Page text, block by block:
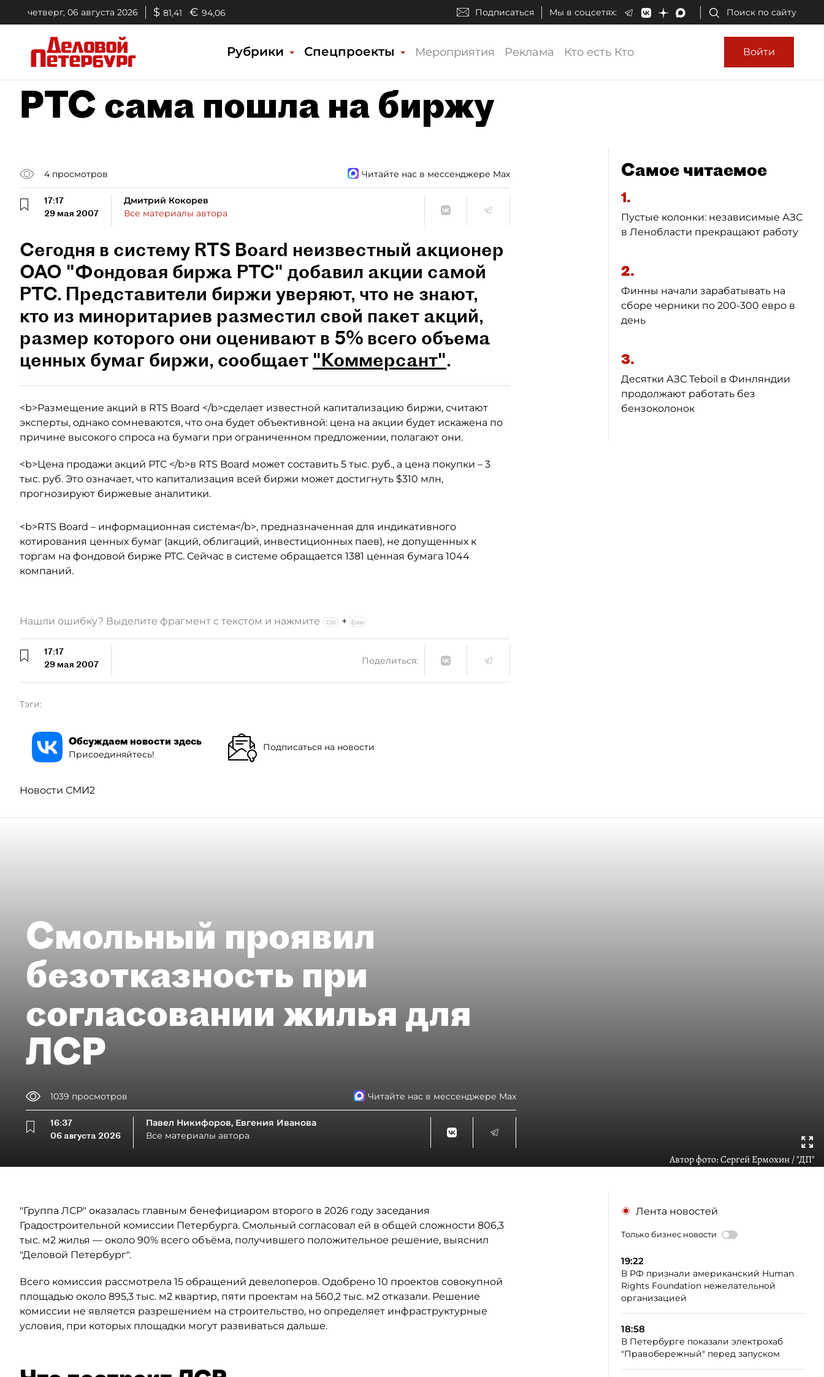
четверг, 06 августа 2026 $ 81,41 € 94,06 Подписаться Мы в соцсетях: Поиск по сайту
Рубрики Спецпроекты Мероприятия Реклама Кто есть Кто Войти
РТС сама пошла на биржу
4 просмотров Читайте нас в мессенджере Max
17:17
29 мая 2007
Дмитрий Кокорев
Все материалы автора
Сегодня в систему RTS Board неизвестный акционер
ОАО "Фондовая биржа РТС" добавил акции самой
РТС. Представители биржи уверяют, что не знают,
кто из миноритариев разместил свой пакет акций,
размер которого они оценивают в 5% всего объема
ценных бумаг биржи, сообщает "Коммерсант".
<b>Размещение акций в RTS Board </b>сделает известной капитализацию биржи, считают
эксперты, однако сомневаются, что она будет объективной: цена на акции будет искажена по
причине высокого спроса на бумаги при ограниченном предложении, полагают они.
<b>Цена продажи акций РТС </b>в RTS Board может составить 5 тыс. руб., а цена покупки – 3
тыс. руб. Это означает, что капитализация всей биржи может достигнуть $310 млн,
прогнозируют биржевые аналитики.
<b>RTS Board – информационная система</b>, предназначенная для индикативного
котирования ценных бумаг (акций, облигаций, инвестиционных паев), не допущенных к
торгам на фондовой бирже РТС. Сейчас в системе обращается 1381 ценная бумага 1044
компаний.
Самое читаемое
1.
Пустые колонки: независимые АЗС
в Ленобласти прекращают работу
2.
Финны начали зарабатывать на
сборе черники по 200-300 евро в
день
3.
Десятки АЗС Teboil в Финляндии
продолжают работать без
бензоколонок
Нашли ошибку? Выделите фрагмент с текстом и нажмите +
17:17
29 мая 2007
Поделиться:
Тэги:
Обсуждаем новости здесь
Присоединяйтесь!
Подписаться на новости
Новости СМИ2
Смольный проявил
безотказность при
согласовании жилья для
ЛСР
1039 просмотров Читайте нас в мессенджере Max
16:37
06 августа 2026
Павел Никифоров, Евгения Иванова
Все материалы автора
Автор фото:Сергей Ермохин / "ДП"
"Группа ЛСР" оказалась главным бенефициаром второго в 2026 году заседания
Градостроительной комиссии Петербурга. Смольный согласовал ей в общей сложности 806,3
тыс. м2 жилья — около 90% всего объёма, получившего положительное решение, выяснил
"Деловой Петербург".
Всего комиссия рассмотрела 15 обращений девелоперов. Одобрено 10 проектов совокупной
площадью около 895,3 тыс. м2 квартир, пяти проектам на 560,2 тыс. м2 отказали. Решение
комиссии не является разрешением на строительство, но определяет инфраструктурные
условия, при которых площадки могут развиваться дальше.
Лента новостей
Только бизнес новости
19:22
В РФ признали американский Human
Rights Foundation нежелательной
организацией
18:58
В Петербурге показали электрохаб
"Правобережный" перед запуском